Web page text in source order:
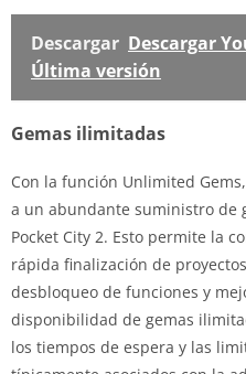
Descargar Descargar
Última versión
Gemas ilimitadas
Con la función Unlimited
a un abundante suministro de
Pocket City 2. Esto permite la
rápida finalización de
desbloqueo de funciones y
disponibilidad de gemas
los tiempos de espera y las